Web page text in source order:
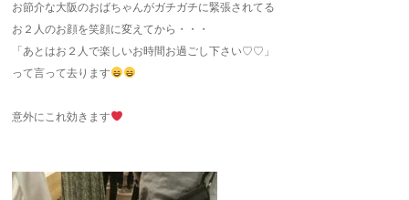
お節介な大阪のおばちゃんがガチガチに緊張されてる
お２人のお顔を笑顔に変えてから・・・
「あとはお２人で楽しいお時間お過ごし下さい♡♡」
って言って去ります
意外にこれ効きます